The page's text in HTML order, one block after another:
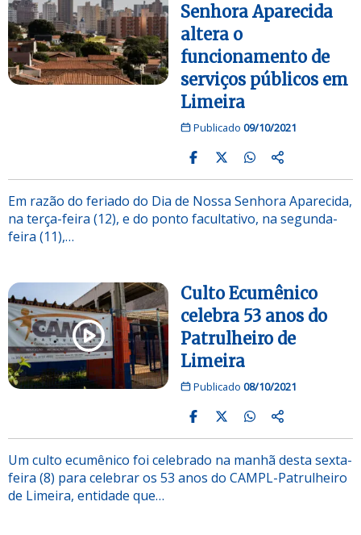
Senhora Aparecida
altera o
funcionamento de
serviços públicos em
Limeira
Publicado 09/10/2021
Em razão do feriado do Dia de Nossa Senhora Aparecida,
na terça-feira (12), e do ponto facultativo, na segunda-
feira (11),…
Culto Ecumênico
celebra 53 anos do
Patrulheiro de
Limeira
Publicado 08/10/2021
Um culto ecumênico foi celebrado na manhã desta sexta-
feira (8) para celebrar os 53 anos do CAMPL-Patrulheiro
de Limeira, entidade que…